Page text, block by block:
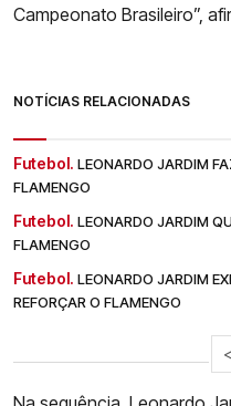
Campeonato Brasileiro”,
NOTÍCIAS RELACIONADAS
Futebol. LEONARDO JARDIM
FLAMENGO
Futebol. LEONARDO JARDIM
FLAMENGO
Futebol. LEONARDO JARDIM
REFORÇAR O FLAMENGO
<